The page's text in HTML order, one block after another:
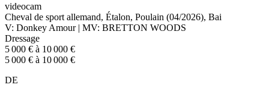
videocam
Cheval de sport allemand, Étalon, Poulain (04/2026), Bai
V: Donkey Amour | MV: BRETTON WOODS
Dressage
5 000 € à 10 000 €
5 000 € à 10 000 €
DE